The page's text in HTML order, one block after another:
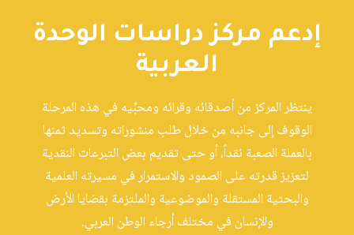
إدعم مركز دراسات الوحدة
العربية
ينتظر المركز من أصدقائه وقرائه ومحبِّيه في هذه المرحلة
الوقوف إلى جانبه من خلال طلب منشوراته وتسديد ثمنها
بالعملة الصعبة نقداً، أو حتى تقديم بعض التبرعات النقدية
لتعزيز قدرته على الصمود والاستمرار في مسيرته العلمية
والبحثية المستقلة والموضوعية والملتزمة بقضايا الأرض
والإنسان في مختلف أرجاء الوطن العربي.